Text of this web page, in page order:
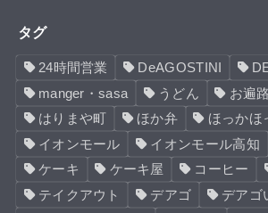
タグ
24時間営業 DeAGOSTINI
manger・sasa
うどん お遍路
はりまや町
ほか弁 ほっかほ
イオンモール
イオンモール高知
ケーキ
ケーキ屋 コーヒー
テイクアウト
デアゴ
デアゴ